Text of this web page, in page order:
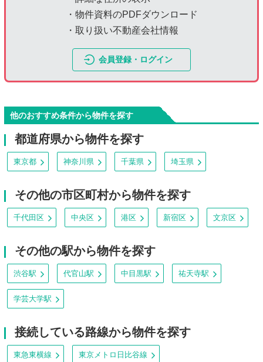
・物件資料のPDFダウンロード
・取り扱い不動産会社情報
会員登録・ログイン
他のおすすめ条件から物件を探す
都道府県から物件を探す
東京都 神奈川県 千葉県 埼玉県
その他の市区町村から物件を探す
千代田区 中央区 港区 新宿区 文京区
その他の駅から物件を探す
渋谷駅 代官山駅 中目黒駅 祐天寺駅
学芸大学駅
接続している路線から物件を探す
東急東横線 東京メトロ日比谷線